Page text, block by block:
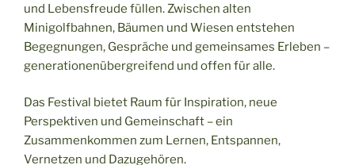
und Lebensfreude füllen. Zwischen alten
Minigolfbahnen, Bäumen und Wiesen entstehen
Begegnungen, Gespräche und gemeinsames Erleben –
generationenübergreifend und offen für alle.
Das Festival bietet Raum für Inspiration, neue
Perspektiven und Gemeinschaft – ein
Zusammenkommen zum Lernen, Entspannen,
Vernetzen und Dazugehören.